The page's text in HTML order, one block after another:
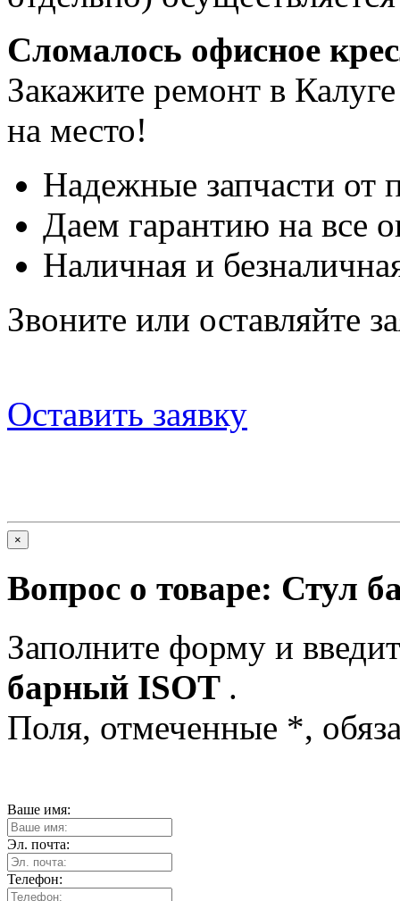
Сломалось офисное
Закажите ремонт в
на место!
Надежные запчасти от
Даем гарантию на все
Наличная и
Звоните или оставляйте
Оставить заявку
×
Вопрос о товаре: Стул
Заполните форму и
барный ISOT .
Поля, отмеченные *,
Ваше имя:
Эл. почта:
Телефон: